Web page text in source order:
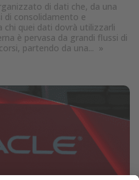
di dati che, da una
di consolidamento e
quei dati dovrà utilizzarli
è pervasa da grandi flussi di
partendo da una... »